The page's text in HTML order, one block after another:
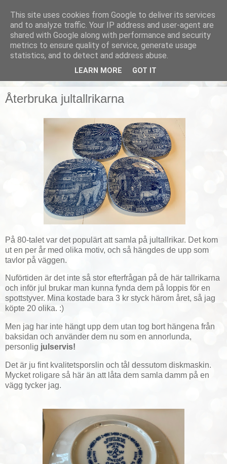
Smarta vardagstips
Husmorstips, tricks och knep, smarta lösningar!
Återbruka jultallrikarna
På 80-talet var det populärt att samla på jultallrikar. Det kom
ut en per år med olika motiv, och så hängdes de upp som
tavlor på väggen.
Nuförtiden är det inte så stor efterfrågan på de här tallrikarna
och inför jul brukar man kunna fynda dem på loppis för en
spottstyver. Mina kostade bara 3 kr styck härom året, så jag
köpte 20 olika. :)
Men jag har inte hängt upp dem utan tog bort hängena från
baksidan och använder dem nu som en annorlunda,
personlig julservis!
Det är ju fint kvalitetsporslin och tål dessutom diskmaskin.
Mycket roligare så här än att låta dem samla damm på en
vägg tycker jag.
This site uses cookies from Google to deliver its services
and to analyze traffic. Your IP address and user-agent are
shared with Google along with performance and security
metrics to ensure quality of service, generate usage
statistics, and to detect and address abuse.
LEARN MORE GOT IT